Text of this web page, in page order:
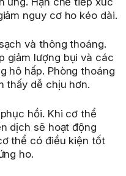
nguy cơ ho kéo dài.
và thông thoáng.
giảm lượng bụi và các
hô hấp. Phòng thoáng
thấy dễ chịu hơn.
hồi. Khi cơ thể
dịch sẽ hoạt động
thể có điều kiện tốt
ho.